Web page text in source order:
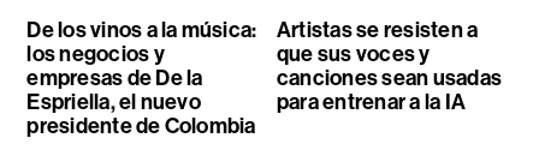
De los vinos a la música:
los negocios y
empresas de De la
Espriella, el nuevo
presidente de Colombia
Artistas se resisten a
que sus voces y
canciones sean usadas
para entrenar a la IA